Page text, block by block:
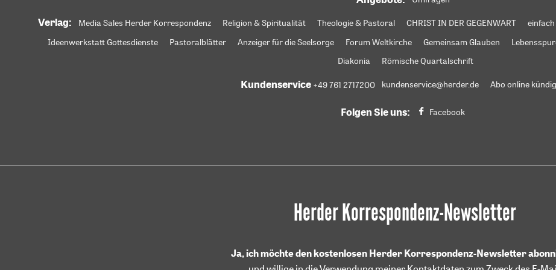
Verlag: Media Sales Herder Korrespondenz Religion & Spiritualität Theologie & Pastoral CHRIST IN DER GEGENWART einfach
Ideenwerkstatt Gottesdienste
Pastoralblätter Anzeiger für die Seelsorge Forum Weltkirche Gemeinsam Glauben
Diakonia
Römische Quartalschrift
Kundenservice +49 761 2717200 kundenservice@herder.de Abo online
Folgen Sie uns: Facebook
Herder Korrespondenz-Newsletter
Ja, ich möchte den kostenlosen Herder Korrespondenz-Newsletter